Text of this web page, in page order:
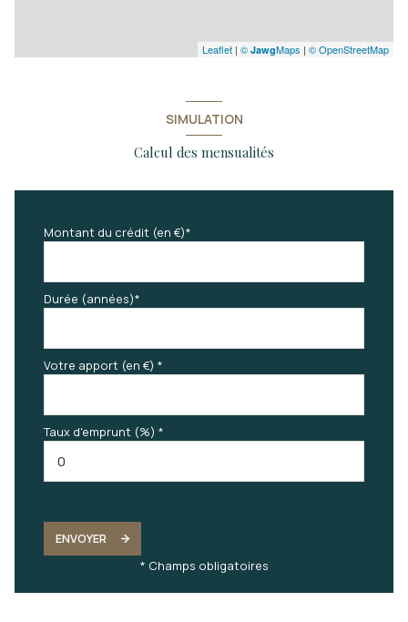
Leaflet | © JawgMaps | © OpenStreetMap
SIMULATION
Calcul des mensualités
Montant du crédit (en €)*
Durée (années)*
Votre apport (en €) *
Taux d'emprunt (%) *
ENVOYER
* Champs obligatoires